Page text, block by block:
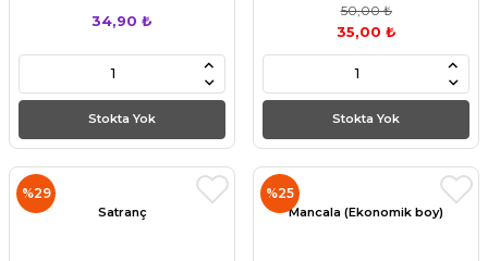
34,90 ₺
Stokta Yok
50,00 ₺
35,00 ₺
Stokta Yok
%29
Satranç
%25
Mancala (Ekonomik boy)